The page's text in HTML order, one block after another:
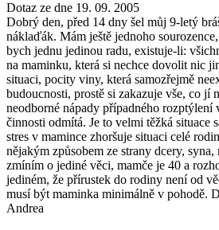
Dotaz ze dne 19. 09. 2005
Dobrý den, před 14 dny šel můj 9-letý
náklaďák. Mám ještě jednoho
bych jednu jedinou radu, existuje-li:
na maminku, která si nechce dovolit nic
situaci, pocity viny, která samozřejmě
budoucnosti, prostě si zakazuje vše, co jí
neodborné nápady případného
činnosti odmítá. Je to velmi těžká situace
stres v mamince zhoršuje situaci celé
nějakým způsobem ze strany dcery, syna,
zmíním o jediné věci, mamče je 40 a
jediném, že přírustek do rodiny není od
musí být maminka minimálně v pohodě.
Andrea